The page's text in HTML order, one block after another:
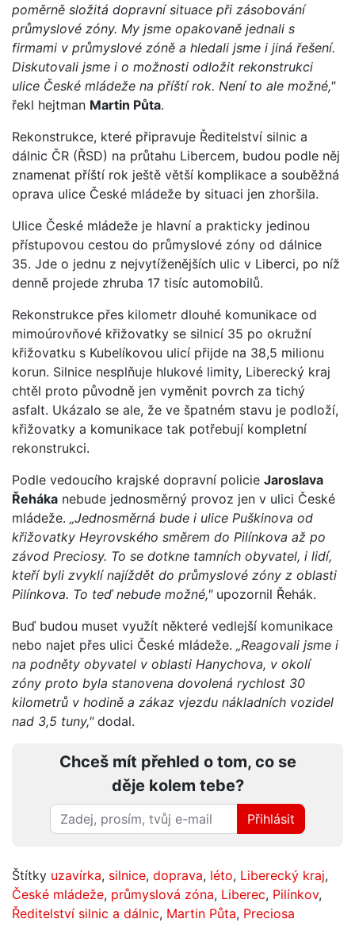
poměrně složitá dopravní situace při zásobování
průmyslové zóny. My jsme opakovaně jednali s
firmami v průmyslové zóně a hledali jsme i jiná řešení.
Diskutovali jsme i o možnosti odložit rekonstrukci
ulice České mládeže na příští rok. Není to ale možné,"
řekl hejtman Martin Půta.
Rekonstrukce, které připravuje Ředitelství silnic a
dálnic ČR (ŘSD) na průtahu Libercem, budou podle něj
znamenat příští rok ještě větší komplikace a souběžná
oprava ulice České mládeže by situaci jen zhoršila.
Ulice České mládeže je hlavní a prakticky jedinou
přístupovou cestou do průmyslové zóny od dálnice
35. Jde o jednu z nejvytíženějších ulic v Liberci, po níž
denně projede zhruba 17 tisíc automobilů.
Rekonstrukce přes kilometr dlouhé komunikace od
mimoúrovňové křižovatky se silnicí 35 po okružní
křižovatku s Kubelíkovou ulicí přijde na 38,5 milionu
korun. Silnice nesplňuje hlukové limity, Liberecký kraj
chtěl proto původně jen vyměnit povrch za tichý
asfalt. Ukázalo se ale, že ve špatném stavu je podloží,
křižovatky a komunikace tak potřebují kompletní
rekonstrukci.
Podle vedoucího krajské dopravní policie Jaroslava
Řeháka nebude jednosměrný provoz jen v ulici České
mládeže. „Jednosměrná bude i ulice Puškinova od
křižovatky Heyrovského směrem do Pilínkova až po
závod Preciosy. To se dotkne tamních obyvatel, i lidí,
kteří byli zvyklí najíždět do průmyslové zóny z oblasti
Pilínkova. To teď nebude možné,"upozornil Řehák.
Buď budou muset využít některé vedlejší komunikace
nebo najet přes ulici České mládeže. „Reagovali jsme i
na podněty obyvatel v oblasti Hanychova, v okolí
zóny proto byla stanovena dovolená rychlost 30
kilometrů v hodině a zákaz vjezdu nákladních vozidel
nad 3,5 tuny,"dodal.
Chceš mít přehled o tom, co se
děje kolem tebe?
Přihlásit
Štítky uzavírka, silnice, doprava, léto, Liberecký kraj,
České mládeže, průmyslová zóna, Liberec, Pilínkov,
Ředitelství silnic a dálnic, Martin Půta, Preciosa